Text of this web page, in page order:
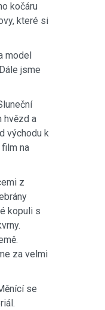
kočáru
které si
model
jsme
hvězd a
východu k
na
z
kopuli s
za velmi
se